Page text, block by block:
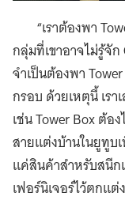
“เราต้องพา
กลุ่มที่เขาอาจไม่รู้จัก
จำเป็นต้องพา
กรอบ ด้วยเหตุนี้ เร
เช่น Tower Box ต้อ
สายแต่งบ้านในยูทูบ
แค่สินค้าสำหรับสนีก
เฟอร์นิเจอร์ไว้ตกแ